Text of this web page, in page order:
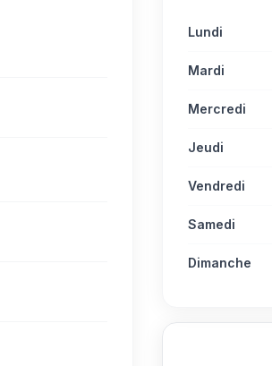
Lundi
Mardi
Mercredi
Jeudi
Vendredi
Samedi
Dimanche